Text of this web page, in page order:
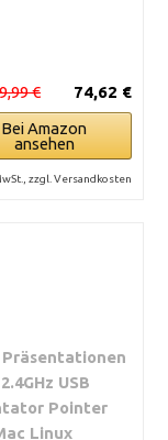
74,62 €
€
Bei Amazon
ansehen
zzgl. Versandkosten
USB
Pointer
Linux